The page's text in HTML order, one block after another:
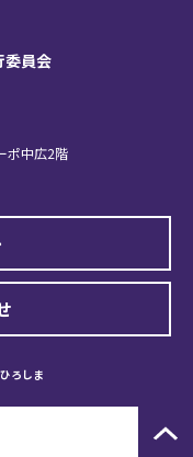
委員会
ポ中広2階
ろしま